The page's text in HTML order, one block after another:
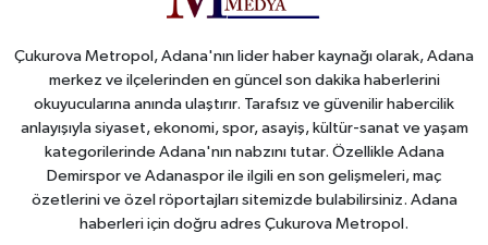
Çukurova Metropol, Adana'nın lider haber kaynağı olarak, Adana
merkez ve ilçelerinden en güncel son dakika haberlerini
okuyucularına anında ulaştırır. Tarafsız ve güvenilir habercilik
anlayışıyla siyaset, ekonomi, spor, asayiş, kültür-sanat ve yaşam
kategorilerinde Adana'nın nabzını tutar. Özellikle Adana
Demirspor ve Adanaspor ile ilgili en son gelişmeleri, maç
özetlerini ve özel röportajları sitemizde bulabilirsiniz. Adana
haberleri için doğru adres Çukurova Metropol.